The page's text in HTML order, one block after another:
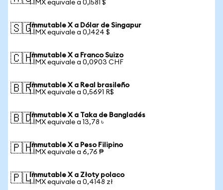
1 IMX equivale a 0,1581 $
🇸🇬Immutable X a Dólar de Singapur
1 IMX equivale a 0,1424 $
🇨🇭Immutable X a Franco Suizo
1 IMX equivale a 0,0903 CHF
🇧🇷Immutable X a Real brasileño
1 IMX equivale a 0,5691 R$
🇧🇩Immutable X a Taka de Bangladés
1 IMX equivale a 13,78 ৳
🇵🇭Immutable X a Peso Filipino
1 IMX equivale a 6,76 ₱
🇵🇱Immutable X a Złoty polaco
1 IMX equivale a 0,4148 zł